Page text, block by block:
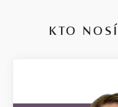
KTO